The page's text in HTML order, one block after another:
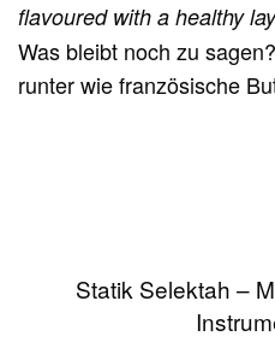
flavoured with a healthy
Was bleibt noch zu
runter wie französische
Statik Selektah –